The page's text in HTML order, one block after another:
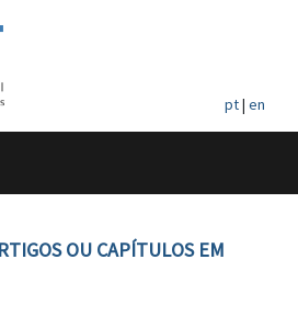
pt| en
OU CAPÍTULOS EM